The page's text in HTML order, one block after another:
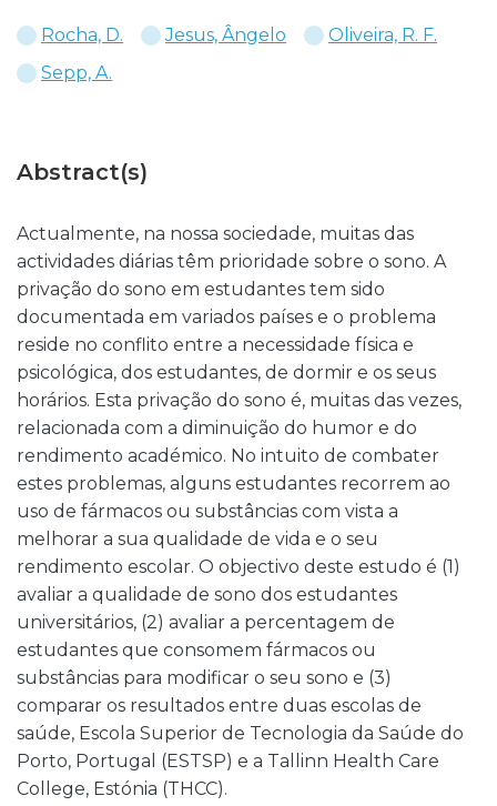
Rocha, D. Jesus, Ângelo
Oliveira, R. F.
Sepp, A.
Abstract(s)
Actualmente, na nossa sociedade, muitas das
actividades diárias têm prioridade sobre o sono. A
privação do sono em estudantes tem sido
documentada em variados países e o problema
reside no conflito entre a necessidade física e
psicológica, dos estudantes, de dormir e os seus
horários. Esta privação do sono é, muitas das vezes,
relacionada com a diminuição do humor e do
rendimento académico. No intuito de combater
estes problemas, alguns estudantes recorrem ao
uso de fármacos ou substâncias com vista a
melhorar a sua qualidade de vida e o seu
rendimento escolar. O objectivo deste estudo é (1)
avaliar a qualidade de sono dos estudantes
universitários, (2) avaliar a percentagem de
estudantes que consomem fármacos ou
substâncias para modificar o seu sono e (3)
comparar os resultados entre duas escolas de
saúde, Escola Superior de Tecnologia da Saúde do
Porto, Portugal (ESTSP) e a Tallinn Health Care
College, Estónia (THCC).